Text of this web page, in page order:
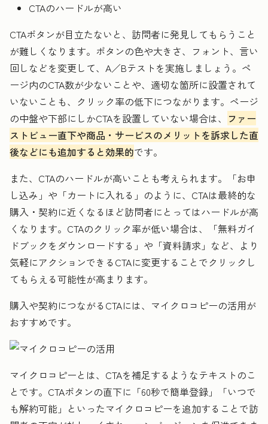
CTAのハードルが高い
CTAボタンが目立たないと、訪問者に発見してもらうこと
が難しくなります。ボタンの色や大きさ、フォント、言い
回しなどを変更して、A／Bテストを実施しましょう。ペ
ージ内のCTA数が少ないことや、適切な箇所に設置されて
いないことも、クリック率の低下につながります。ページ
の中盤や下部にしかCTAを設置していない場合は、 ファー
ストビュー直下や商品・サービスのメリットを訴求した直
後などにも追加すると効果的です。
また、CTAのハードルが高いことも考えられます。「お申
し込み」や「カートに入れる」のように、CTAは最終的な
購入・契約に近くなるほど訪問者にとってはハードルが高
くなります。CTAのクリック率が低い場合は、「無料ガイ
ドブックをダウンロードする」や「資料請求」など、より
気軽にアクションできるCTAに変更することでクリックし
てもらえる可能性が高まります。
購入や契約につながるCTAには、マイクロコピーの活用が
おすすめです。
マイクロコピーとは、CTAを補足するようなテキストのこ
とです。CTAボタンの直下に「60秒で簡単登録」「いつで
も解約可能」といったマイクロコピーを追加することで訪